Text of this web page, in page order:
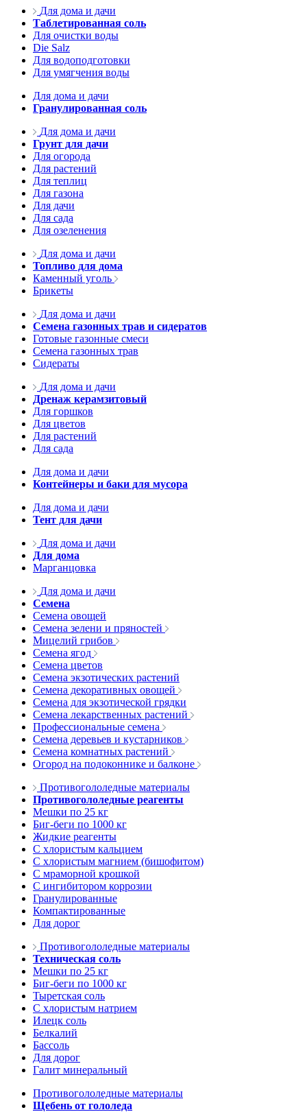
Для дома и дачи
Таблетированная соль
Для очистки воды
Die Salz
Для водоподготовки
Для умягчения воды
Для дома и дачи
Гранулированная соль
Для дома и дачи
Грунт для дачи
Для огорода
Для растений
Для теплиц
Для газона
Для дачи
Для сада
Для озеленения
Для дома и дачи
Топливо для дома
Каменный уголь
Брикеты
Для дома и дачи
Семена газонных трав и сидератов
Готовые газонные смеси
Семена газонных трав
Сидераты
Для дома и дачи
Дренаж керамзитовый
Для горшков
Для цветов
Для растений
Для сада
Для дома и дачи
Контейнеры и баки для мусора
Для дома и дачи
Тент для дачи
Для дома и дачи
Для дома
Марганцовка
Для дома и дачи
Семена
Семена овощей
Семена зелени и пряностей
Мицелий грибов
Семена ягод
Семена цветов
Семена экзотических растений
Семена декоративных овощей
Семена для экзотической грядки
Семена лекарственных растений
Профессиональные семена
Семена деревьев и кустарников
Семена комнатных растений
Огород на подоконнике и балконе
Противогололедные материалы
Противогололедные реагенты
Мешки по 25 кг
Биг-беги по 1000 кг
Жидкие реагенты
С хлористым кальцием
С хлористым магнием (бишофитом)
С мраморной крошкой
С ингибитором коррозии
Гранулированные
Компактированные
Для дорог
Противогололедные материалы
Техническая соль
Мешки по 25 кг
Биг-беги по 1000 кг
Тыретская соль
С хлористым натрием
Илецк соль
Белкалий
Бассоль
Для дорог
Галит минеральный
Противогололедные материалы
Щебень от гололеда